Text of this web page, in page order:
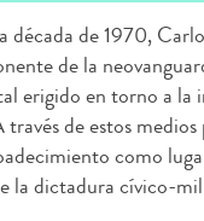
década de 1970,
de la
erigido en torno a la
de estos
como
la dictadura cívico-